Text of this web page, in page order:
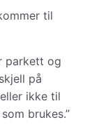
til
parkett og
på
ikke til
brukes.”